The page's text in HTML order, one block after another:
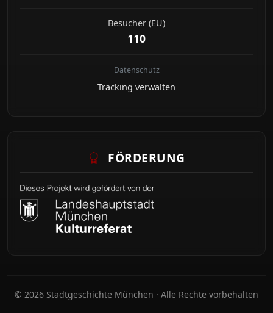
Besucher (EU)
110
Datenschutz
Tracking verwalten
FÖRDERUNG
© 2026 Stadtgeschichte München · Alle Rechte vorbehalten